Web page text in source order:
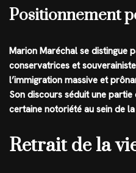
Positionnement
Marion Maréchal se distingue
conservatrices et
l’immigration massive et
Son discours séduit une
certaine notoriété au sein de
Retrait de la